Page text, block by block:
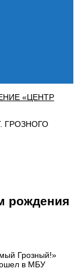
ГРОЗНОГО
рождения
Грозный!»
в МБУ